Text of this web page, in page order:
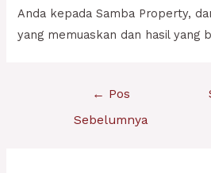
Anda kepada Samba Property,
yang memuaskan dan hasil yang
← Pos
Sebelumnya